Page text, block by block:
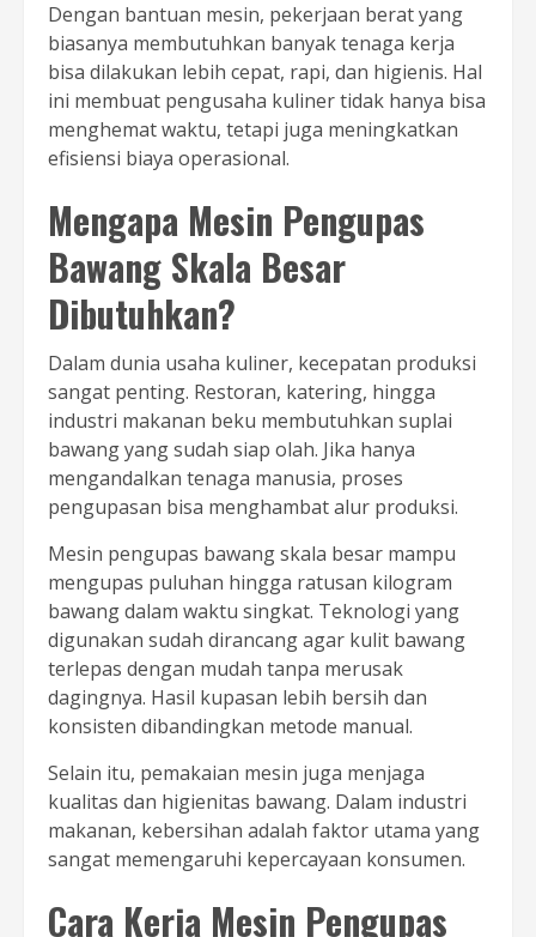
Dengan bantuan mesin, pekerjaan berat yang
biasanya membutuhkan banyak tenaga kerja
bisa dilakukan lebih cepat, rapi, dan higienis. Hal
ini membuat pengusaha kuliner tidak hanya bisa
menghemat waktu, tetapi juga meningkatkan
efisiensi biaya operasional.
Mengapa Mesin Pengupas
Bawang Skala Besar
Dibutuhkan?
Dalam dunia usaha kuliner, kecepatan produksi
sangat penting. Restoran, katering, hingga
industri makanan beku membutuhkan suplai
bawang yang sudah siap olah. Jika hanya
mengandalkan tenaga manusia, proses
pengupasan bisa menghambat alur produksi.
Mesin pengupas bawang skala besar mampu
mengupas puluhan hingga ratusan kilogram
bawang dalam waktu singkat. Teknologi yang
digunakan sudah dirancang agar kulit bawang
terlepas dengan mudah tanpa merusak
dagingnya. Hasil kupasan lebih bersih dan
konsisten dibandingkan metode manual.
Selain itu, pemakaian mesin juga menjaga
kualitas dan higienitas bawang. Dalam industri
makanan, kebersihan adalah faktor utama yang
sangat memengaruhi kepercayaan konsumen.
Cara Kerja Mesin Pengupas